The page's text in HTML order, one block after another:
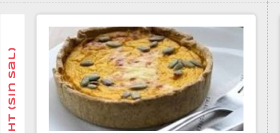
Light (sin sal)